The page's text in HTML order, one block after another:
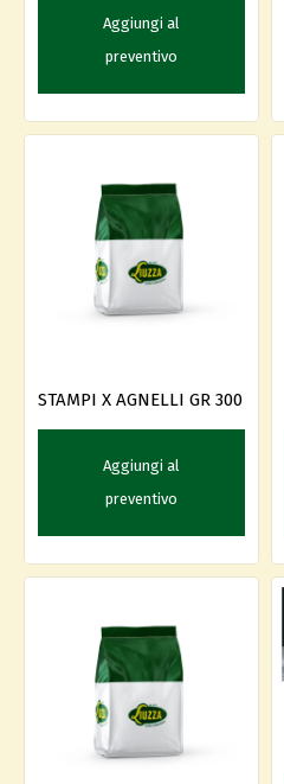
Aggiungi al
preventivo
STAMPI X AGNELLI GR 300
Aggiungi al
preventivo